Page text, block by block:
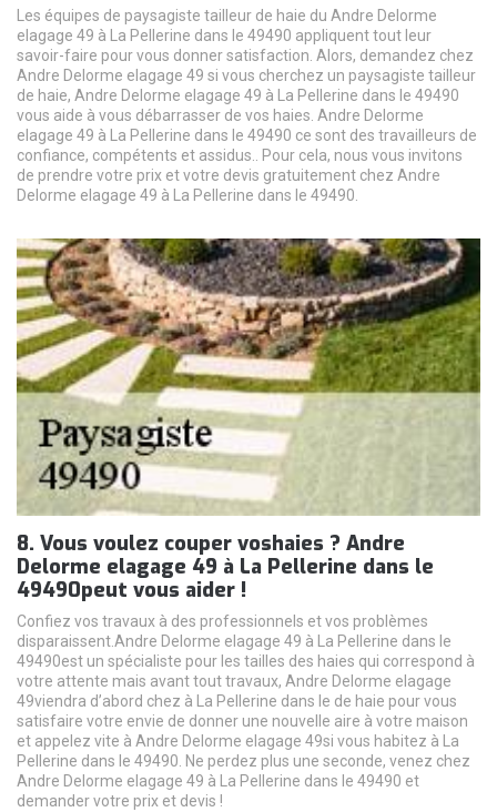
Les équipes de paysagiste tailleur de haie du Andre Delorme
elagage 49 à La Pellerine dans le 49490 appliquent tout leur
savoir-faire pour vous donner satisfaction. Alors, demandez chez
Andre Delorme elagage 49 si vous cherchez un paysagiste tailleur
de haie, Andre Delorme elagage 49 à La Pellerine dans le 49490
vous aide à vous débarrasser de vos haies. Andre Delorme
elagage 49 à La Pellerine dans le 49490 ce sont des travailleurs de
confiance, compétents et assidus.. Pour cela, nous vous invitons
de prendre votre prix et votre devis gratuitement chez Andre
Delorme elagage 49 à La Pellerine dans le 49490.
8. Vous voulez couper voshaies ? Andre
Delorme elagage 49 à La Pellerine dans le
49490peut vous aider !
Confiez vos travaux à des professionnels et vos problèmes
disparaissent.Andre Delorme elagage 49 à La Pellerine dans le
49490est un spécialiste pour les tailles des haies qui correspond à
votre attente mais avant tout travaux, Andre Delorme elagage
49viendra d’abord chez à La Pellerine dans le de haie pour vous
satisfaire votre envie de donner une nouvelle aire à votre maison
et appelez vite à Andre Delorme elagage 49si vous habitez à La
Pellerine dans le 49490. Ne perdez plus une seconde, venez chez
Andre Delorme elagage 49 à La Pellerine dans le 49490 et
demander votre prix et devis !